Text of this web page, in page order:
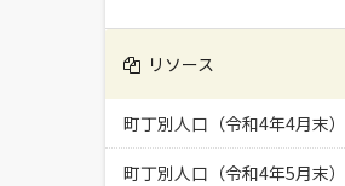
リソース
町丁別人口（令和4年4月末）
町丁別人口（令和4年5月末）